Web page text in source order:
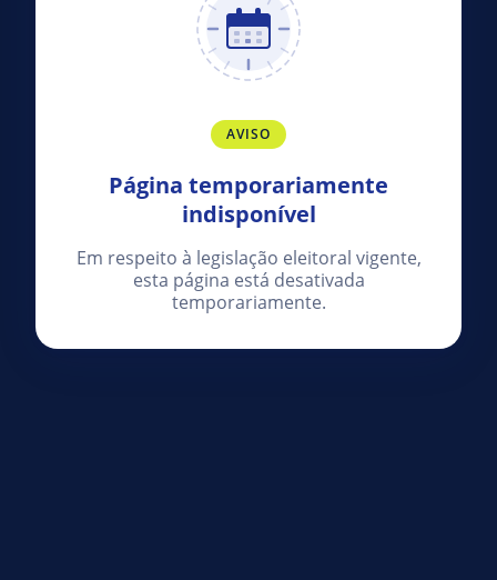
AVISO
Página temporariamente
indisponível
Em respeito à legislação eleitoral vigente,
esta página está desativada
temporariamente.